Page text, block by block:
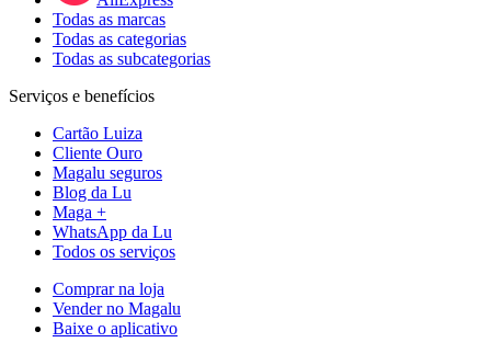
Todas as marcas
Todas as categorias
Todas as subcategorias
Serviços e benefícios
Cartão Luiza
Cliente Ouro
Magalu seguros
Blog da Lu
Maga +
WhatsApp da Lu
Todos os serviços
Comprar na loja
Vender no Magalu
Baixe o aplicativo